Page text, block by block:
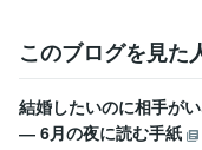
このブログを見た
結婚したいのに相手が
― 6月の夜に読む手紙